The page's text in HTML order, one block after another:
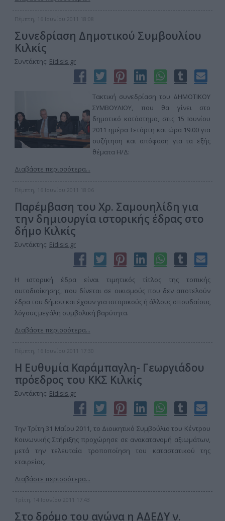
Πέμπτη, 16 Ιουνίου 2011 18:08
Συνεδρίαση Δημοτικού Συμβουλίου
Κιλκίς
Συντάκτης: Eidisis.gr
Tακτική συνεδρίαση του ΔΗΜΟΤΙΚΟΥ
ΣΥΜΒΟΥΛΙΟΥ, που θα γίνει στο
δημοτικό κατάστημα, στις 15 Ιουνίου
2011 ημέρα Τετάρτη και ώρα 19.00 για
συζήτηση και απόφαση για τα εξής
θέματα Η/Δ:
Διαβάστε περισσότερα...
Πέμπτη, 16 Ιουνίου 2011 18:06
Παρέμβαση του Χρ. Σαμουηλίδη για
την δημιουργία ιστορικής έδρας στο
δήμο Κιλκίς
Συντάκτης: Eidisis.gr
Η ιστορική έδρα είναι τιμητικός τίτλος της τοπικής
αυτοδιοίκησης, που δίνεται σε οικισμούς που δεν αποτελούν
έδρα του δήμου και έχουν για ιστορικούς ή άλλους σπουδαίους
λόγους μεγάλη συμβολική βαρύτητα.
Διαβάστε περισσότερα...
Πέμπτη, 16 Ιουνίου 2011 17:30
Η Ευθυμία Καράμπαγλη- Γεωργιάδου
πρόεδρος του ΚΚΣ Κιλκίς
Συντάκτης: Eidisis.gr
Την Τρίτη 31 Μαΐου 2011, το Διοικητικό Συμβούλιο του Κέντρου
Κοινωνικής Στήριξης προχώρησε σε ανακατανομή αξιωμάτων,
μετά την τελευταία τροποποίηση του καταστατικού της
εταιρείας.
Διαβάστε περισσότερα...
Τρίτη, 14 Ιουνίου 2011 17:43
Στο δρόμο του αγώνα η ΑΔΕΔΥ ν.